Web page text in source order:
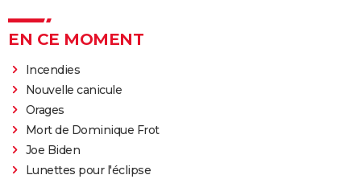
EN CE MOMENT
Incendies
Nouvelle canicule
Orages
Mort de Dominique Frot
Joe Biden
Lunettes pour l'éclipse